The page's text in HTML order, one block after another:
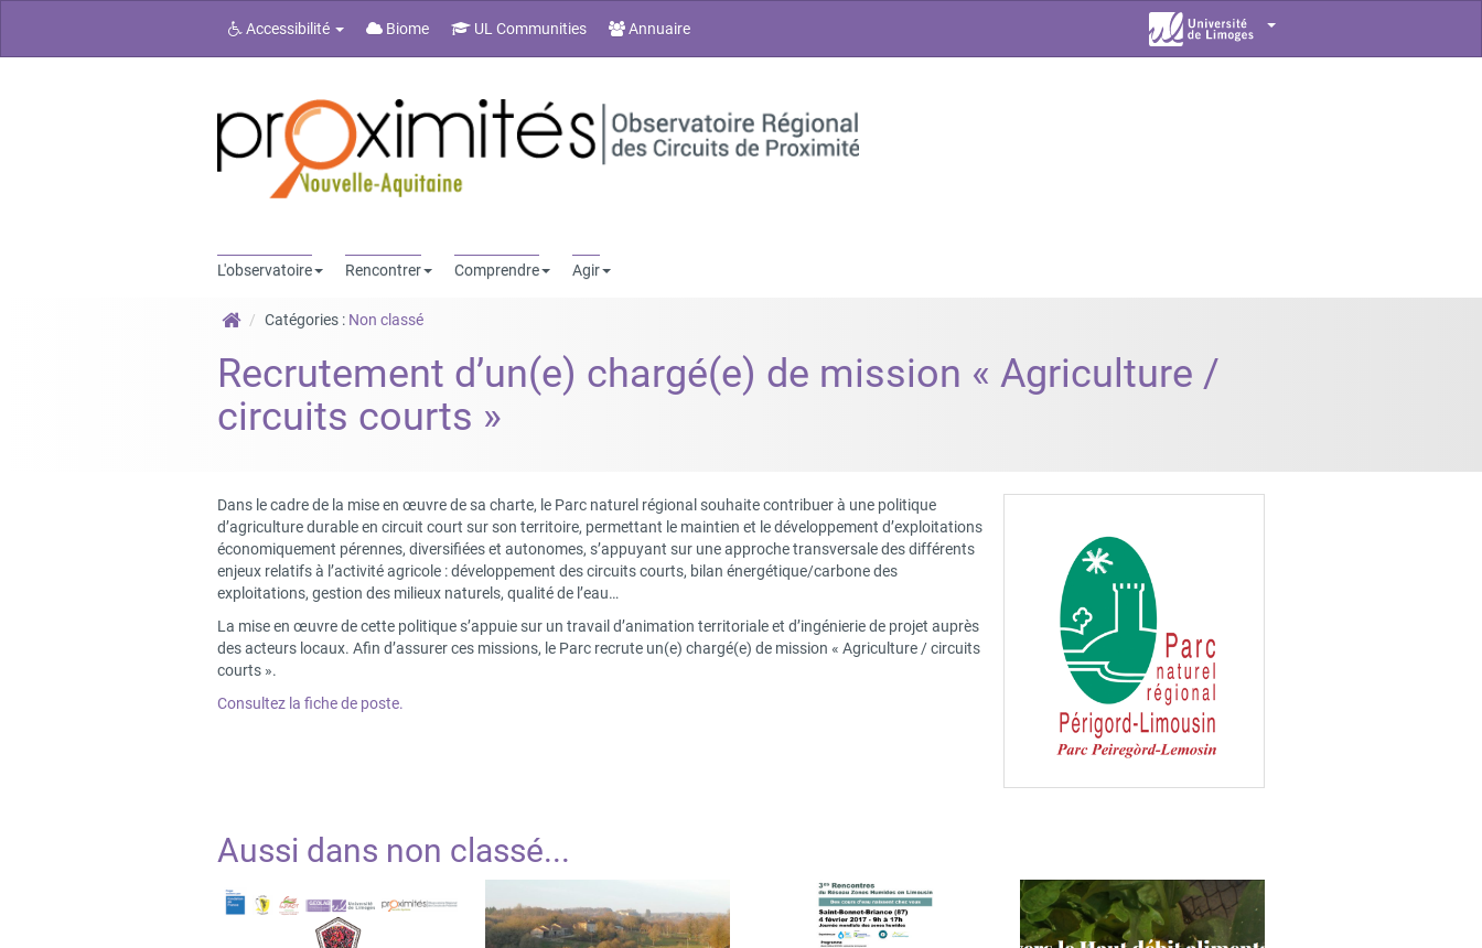
Accessibilité Biome UL Communities Annuaire
L'observatoire Rencontrer Comprendre Agir
Catégories : Non classé
Recrutement d’un(e) chargé(e) de mission « Agriculture /
circuits courts »
Dans le cadre de la mise en œuvre de sa charte, le Parc naturel régional souhaite contribuer à une politique
d’agriculture durable en circuit court sur son territoire, permettant le maintien et le développement d’exploitations
économiquement pérennes, diversifiées et autonomes, s’appuyant sur une approche transversale des différents
enjeux relatifs à l’activité agricole : développement des circuits courts, bilan énergétique/carbone des
exploitations, gestion des milieux naturels, qualité de l’eau…
La mise en œuvre de cette politique s’appuie sur un travail d’animation territoriale et d’ingénierie de projet auprès
des acteurs locaux. Afin d’assurer ces missions, le Parc recrute un(e) chargé(e) de mission « Agriculture / circuits
courts ».
Consultez la fiche de poste.
Aussi dans non classé...